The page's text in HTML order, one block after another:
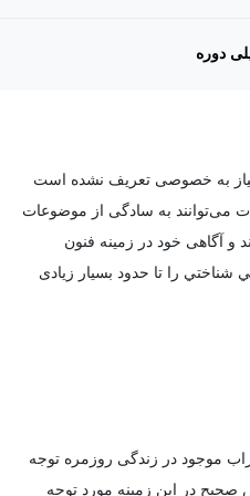
دوره
به خصوصی تعریف نشده است
می‌توانند به سادگی از موضوعات
و آگاهی خود در زمینه فنون
شناختي را تا حدود بسیار زیادی
موجود در زندگی روزمره توجه
در این زمینه مورد توجه